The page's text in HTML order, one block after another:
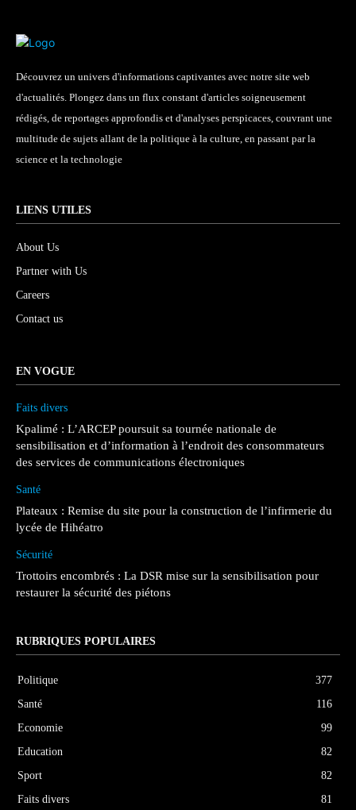
Découvrez un univers d'informations captivantes avec notre site web
d'actualités. Plongez dans un flux constant d'articles soigneusement
rédigés, de reportages approfondis et d'analyses perspicaces, couvrant une
multitude de sujets allant de la politique à la culture, en passant par la
science et la technologie
LIENS UTILES
About Us
Partner with Us
Careers
Contact us
EN VOGUE
Faits divers
Kpalimé : L’ARCEP poursuit sa tournée nationale de
sensibilisation et d’information à l’endroit des consommateurs
des services de communications électroniques
Santé
Plateaux : Remise du site pour la construction de l’infirmerie du
lycée de Hihéatro
Sécurité
Trottoirs encombrés : La DSR mise sur la sensibilisation pour
restaurer la sécurité des piétons
RUBRIQUES POPULAIRES
Politique
377
Santé
116
Economie
99
Education
82
Sport
82
Faits divers
81